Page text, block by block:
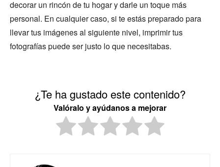
decorar un rincón de tu hogar y darle un toque más
personal. En cualquier caso, si te estás preparado para
llevar tus imágenes al siguiente nivel, imprimir tus
fotografías puede ser justo lo que necesitabas.
¿Te ha gustado este contenido?
Valóralo y ayúdanos a mejorar